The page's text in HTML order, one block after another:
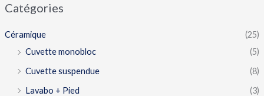
Catégories
Céramique
(25)
Cuvette monobloc
(5)
Cuvette suspendue
(8)
Lavabo + Pied
(3)